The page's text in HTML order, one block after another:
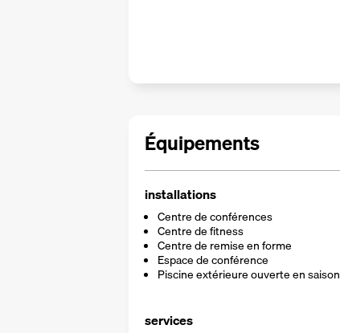
Équipements
installations
Centre de conférences
Centre de fitness
Centre de remise en forme
Espace de conférence
Piscine extérieure ouverte en saison
services